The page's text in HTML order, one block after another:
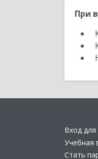
При
Вход
Учебная
Стать